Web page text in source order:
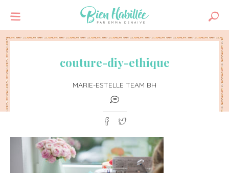
couture-diy-ethique
MARIE-ESTELLE TEAM BH